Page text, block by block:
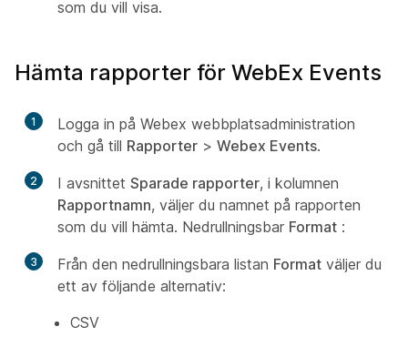
som du vill visa.
Hämta rapporter för WebEx Events
1
Logga in på Webex webbplatsadministration
och gå till Rapporter > Webex Events.
2 I avsnittet Sparade rapporter, i kolumnen
Rapportnamn, väljer du namnet på rapporten
som du vill hämta. Nedrullningsbar Format :
3 Från den nedrullningsbara listan Format väljer du
ett av följande alternativ:
CSV